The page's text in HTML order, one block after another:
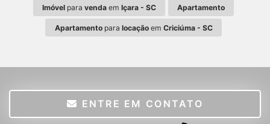
Imóvelpara vendaem Içara - SC Apartamento
Apartamentopara locaçãoem Criciúma - SC
ENTRE EM CONTATO